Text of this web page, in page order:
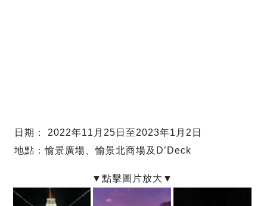
日期： 2022年11月25日至2023年1月2日
地點：愉景廣場、愉景北商場及D’Deck